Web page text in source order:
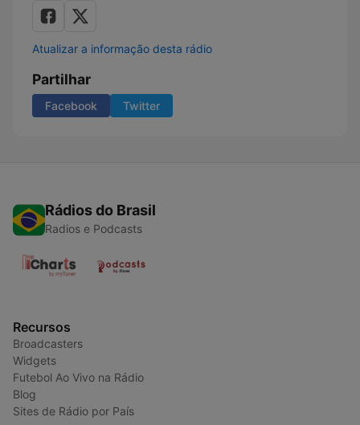
Atualizar a informação desta rádio
Partilhar
Facebook Twitter
Rádios do Brasil
Radios e Podcasts
Recursos
Broadcasters
Widgets
Futebol Ao Vivo na Rádio
Blog
Sites de Rádio por País